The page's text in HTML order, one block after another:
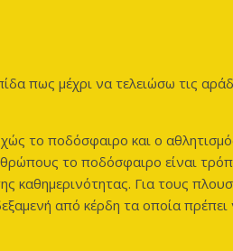
πως μέχρι να τελειώσω τις
το ποδόσφαιρο και ο
το ποδόσφαιρο είναι
καθημερινότητας. Για τους
από κέρδη τα οποία πρέπει